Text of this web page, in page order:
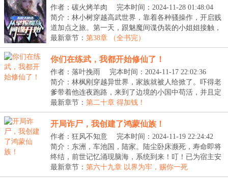
作者：碳火烤羊肉
完本时间：2024-11-28 01:48:04
简介：林小树穿越高武世界，靠着各种骚操作，开启贱
道加点之旅。第一天，跟魅魔间谍伪装的小姐姐接触，
反...
最新章节： 第38章 （全书完）
你们在练武，我都开始修仙了！
作者：落叶挽雨
完本时间：2024-11-17 22:02:36
简介：林枫刚穿越异世界，家族就被人给掀了。吓得老
爹带着他连夜跑路，来到了边境的小国中苟活，并且定
下...
最新章节： 第二十章 得加钱！
开局诈尸，我创建了鸿蒙仙族！
作者：狂风不知意
完本时间：2024-11-19 22:24:42
简介：东洲，车池国，陆家。陆尘卧床濒死，寿命即将
终结，前世记忆涌现脑海，系统到来！叮！已为宿主安
装...
最新章节： 第六十九章 以界为牢，赐你一死